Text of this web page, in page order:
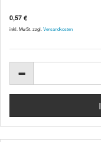
0,57 €
inkl. MwSt. zzgl. Versandkosten